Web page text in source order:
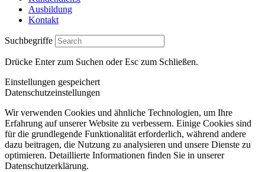
Ausbildung
Kontakt
Suchbegriffe
Drücke Enter zum Suchen oder Esc zum Schließen.
Einstellungen gespeichert
Datenschutzeinstellungen
Wir verwenden Cookies und ähnliche Technologien, um Ihre
Erfahrung auf unserer Website zu verbessern. Einige Cookies sind
für die grundlegende Funktionalität erforderlich, während andere
dazu beitragen, die Nutzung zu analysieren und unsere Dienste zu
optimieren. Detaillierte Informationen finden Sie in unserer
Datenschutzerklärung.